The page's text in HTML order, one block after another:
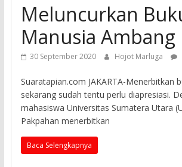
Meluncurkan
Manusia Ambang
30 September 2020 Hojot Marluga
Suaratapian.com JAKARTA-Menerbitkan
sekarang sudah tentu perlu diapresiasi.
mahasiswa Universitas Sumatera Utara
Pakpahan menerbitkan
Baca Selengkapnya